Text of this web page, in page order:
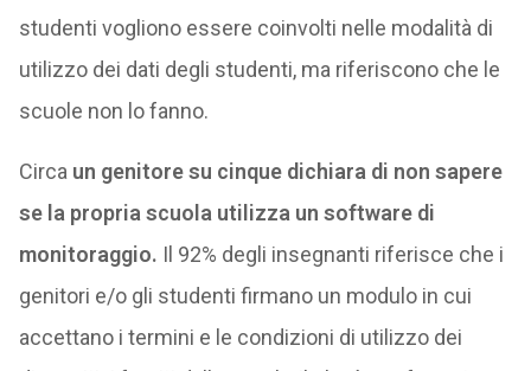
studenti vogliono essere coinvolti nelle modalità di
utilizzo dei dati degli studenti, ma riferiscono che le
scuole non lo fanno.
Circa un genitore su cinque dichiara di non sapere
se la propria scuola utilizza un software di
monitoraggio. Il 92% degli insegnanti riferisce che i
genitori e/o gli studenti firmano un modulo in cui
accettano i termini e le condizioni di utilizzo dei